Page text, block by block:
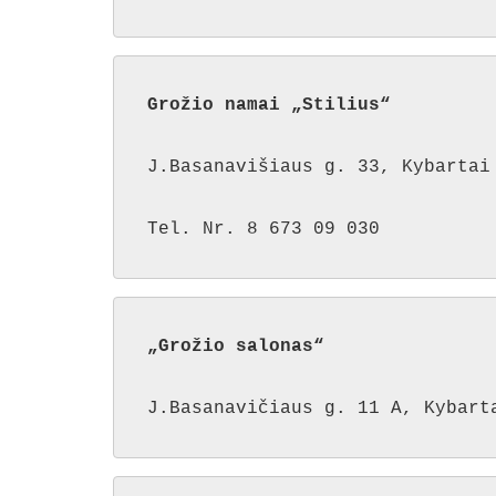
Grožio namai „Stilius“
J.Basanavišiaus g. 33, Kybartai
Tel. Nr. 8 673 09 030
„Grožio salonas“
J.Basanavičiaus g. 11 A,